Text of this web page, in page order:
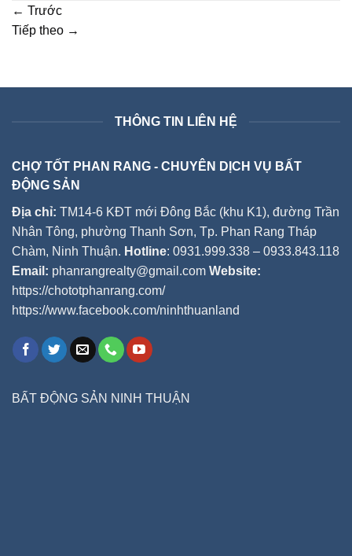
← Trước
Tiếp theo →
THÔNG TIN LIÊN HỆ
CHỢ TỐT PHAN RANG - CHUYÊN DỊCH VỤ BẤT
ĐỘNG SẢN
Địa chỉ: TM14-6 KĐT mới Đông Bắc (khu K1), đường Trần
Nhân Tông, phường Thanh Sơn, Tp. Phan Rang Tháp
Chàm, Ninh Thuận. Hotline: 0931.999.338 – 0933.843.118
Email: phanrangrealty@gmail.com Website:
https://chototphanrang.com/
https://www.facebook.com/ninhthuanland
BẤT ĐỘNG SẢN NINH THUẬN